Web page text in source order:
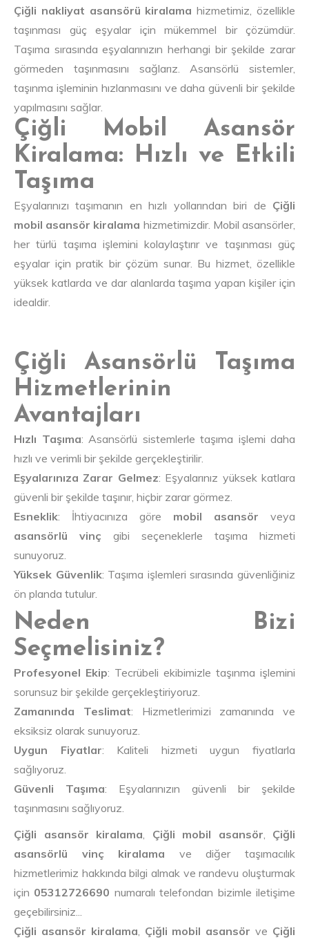
Çiğli nakliyat asansörü kiralama hizmetimiz, özellikle
taşınması güç eşyalar için mükemmel bir çözümdür.
Taşıma sırasında eşyalarınızın herhangi bir şekilde zarar
görmeden taşınmasını sağlarız. Asansörlü sistemler,
taşınma işleminin hızlanmasını ve daha güvenli bir şekilde
yapılmasını sağlar.
Çiğli Mobil Asansör
Kiralama: Hızlı ve Etkili
Taşıma
Eşyalarınızı taşımanın en hızlı yollarından biri de Çiğli
mobil asansör kiralama hizmetimizdir. Mobil asansörler,
her türlü taşıma işlemini kolaylaştırır ve taşınması güç
eşyalar için pratik bir çözüm sunar. Bu hizmet, özellikle
yüksek katlarda ve dar alanlarda taşıma yapan kişiler için
idealdir.
Çiğli Asansörlü Taşıma
Hizmetlerinin
Avantajları
Hızlı Taşıma: Asansörlü sistemlerle taşıma işlemi daha
hızlı ve verimli bir şekilde gerçekleştirilir.
Eşyalarınıza Zarar Gelmez: Eşyalarınız yüksek katlara
güvenli bir şekilde taşınır, hiçbir zarar görmez.
Esneklik: İhtiyacınıza göre mobil asansör veya
asansörlü vinç gibi seçeneklerle taşıma hizmeti
sunuyoruz.
Yüksek Güvenlik: Taşıma işlemleri sırasında güvenliğiniz
ön planda tutulur.
Neden Bizi
Seçmelisiniz?
Profesyonel Ekip: Tecrübeli ekibimizle taşınma işlemini
sorunsuz bir şekilde gerçekleştiriyoruz.
Zamanında Teslimat: Hizmetlerimizi zamanında ve
eksiksiz olarak sunuyoruz.
Uygun Fiyatlar: Kaliteli hizmeti uygun fiyatlarla
sağlıyoruz.
Güvenli Taşıma: Eşyalarınızın güvenli bir şekilde
taşınmasını sağlıyoruz.
Çiğli asansör kiralama
Çiğli mobil asansör
Çiğli
asansörlü vinç kiralama ve diğer taşımacılık
hizmetlerimiz hakkında bilgi almak ve randevu oluşturmak
için 05312726690 numaralı telefondan bizimle iletişime
geçebilirsiniz...
Çiğli asansör kiralama Çiğli mobil asansör ve Çiğli